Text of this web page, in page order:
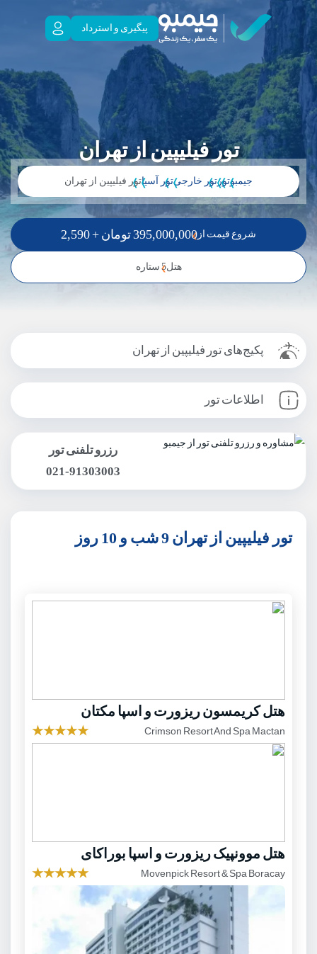
پیگیری و استرداد
تور فیلیپین از تهران
جیمبوتورتور خارجیتور آسیاتور فیلیپین از تهران
شروع قیمت از 395,000,000تومان +
2,590
هتل5 ستاره
پکیج‌های تور فیلیپین از تهران
اطلاعات تور
رزرو تلفنی تور
021-91303003
تور فیلیپین از تهران 9 شب و 10 روز
هتل کریمسون ریزورت و اسپا مکتان
Crimson Resort And Spa Mactan
★
★
★
★
★
هتل موونپیک ریزورت و اسپا بوراکای
Movenpick Resort & Spa Boracay
★
★
★
★
★